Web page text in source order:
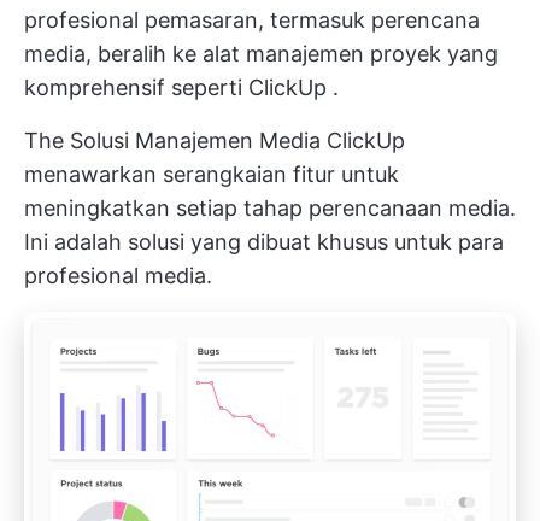
profesional pemasaran, termasuk perencana
media, beralih ke alat manajemen proyek yang
komprehensif seperti ClickUp .
The Solusi Manajemen Media ClickUp
menawarkan serangkaian fitur untuk
meningkatkan setiap tahap perencanaan media.
Ini adalah solusi yang dibuat khusus untuk para
profesional media.